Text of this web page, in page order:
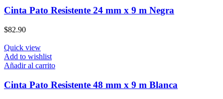
Cinta Pato Resistente 24 mm x 9 m Negra
$82.90
Quick view
Add to wishlist
Añadir al carrito
Cinta Pato Resistente 48 mm x 9 m Blanca